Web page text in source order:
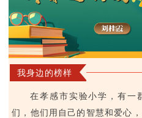
我身边的榜样
在孝感市实验小学，有一
们，他们用自己的智慧和爱心